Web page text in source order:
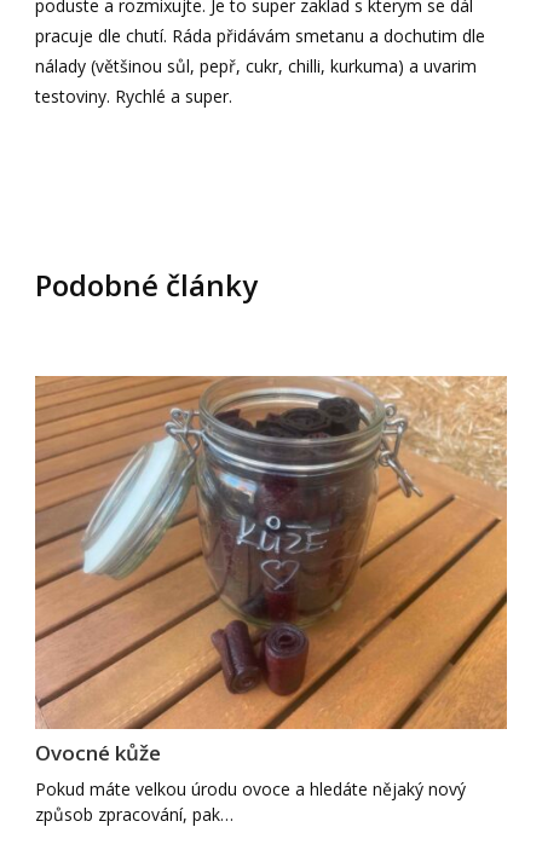
poduste a rozmixujte. Je to super zaklad s kterym se dál
pracuje dle chutí. Ráda přidávám smetanu a dochutim dle
nálady (většinou sůl, pepř, cukr, chilli, kurkuma) a uvarim
testoviny. Rychlé a super.
Podobné články
Ovocné kůže
Pokud máte velkou úrodu ovoce a hledáte nějaký nový
způsob zpracování, pak…